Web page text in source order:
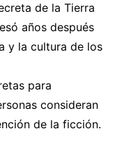
de la Tierra
años después
y la cultura de los
para
consideran
de la ficción.